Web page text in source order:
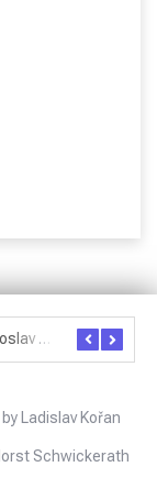
Rozhovor – Miroslav Šmíd – 22.3.2025
Ladislav Kořan
Schwickerath